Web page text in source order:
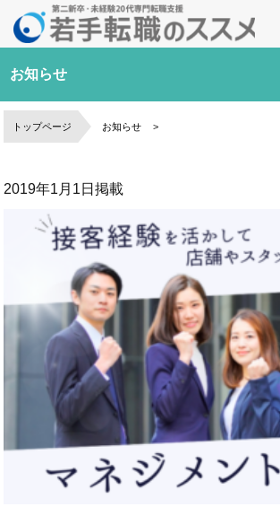
お知らせ
トップページ お知らせ
2019年1月1日掲載